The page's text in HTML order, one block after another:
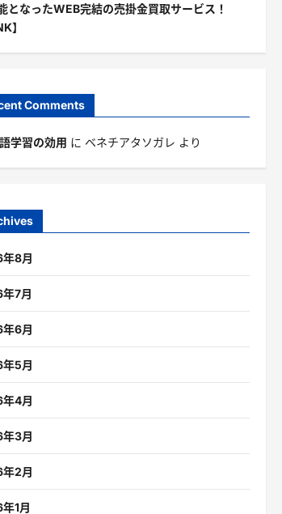
となったWEB完結の売掛金買取サービス！
】
Comments
学習の効用 に ベネチアタソガレ より
8月
7月
6月
5月
4月
3月
2月
1月